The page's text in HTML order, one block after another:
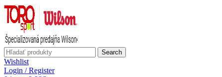
Search
Wishlist
Login / Register